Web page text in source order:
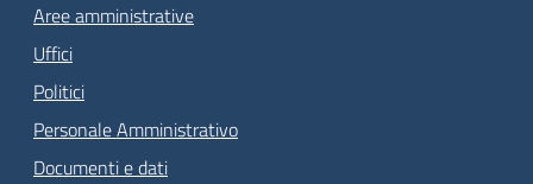
Aree amministrative
Uffici
Politici
Personale Amministrativo
Documenti e dati